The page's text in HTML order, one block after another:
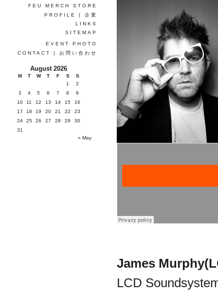
James
LCD
FEU MERCH STORE
PROFILE | 企業
LINKS
SITEMAP
EVENT PHOTO
CONTACT | お問い合わせ
August 2026
M T W T F S
S
1
2
3
4 5 6 7 8
9
10
11 12 13 14 15
16
17
18 19 20 21 22
23
24
25 26 27 28 29
30
31
« May